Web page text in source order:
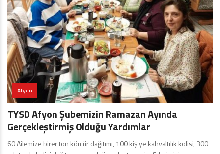
Afyon
TYSD Afyon Şubemizin Ramazan Ayında
Gerçekleştirmiş Olduğu Yardımlar
60 Ailemize birer ton kömür dağıtımı, 100 kişiye kahvaltılık kolisi, 300